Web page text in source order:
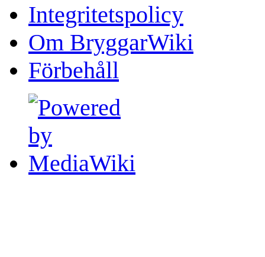
Integritetspolicy
Om BryggarWiki
Förbehåll